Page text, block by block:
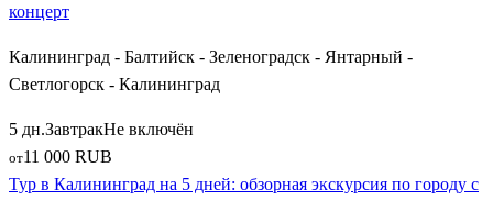
концерт
Калининград - Балтийск - Зеленоградск - Янтарный -
Светлогорск - Калининград
5 дн.ЗавтракНе включён
от11 000 RUB
Тур в Калининград на 5 дней: обзорная экскурсия по городу с